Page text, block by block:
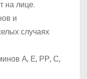
на лице.
и
случаях
А, Е, РР, С,